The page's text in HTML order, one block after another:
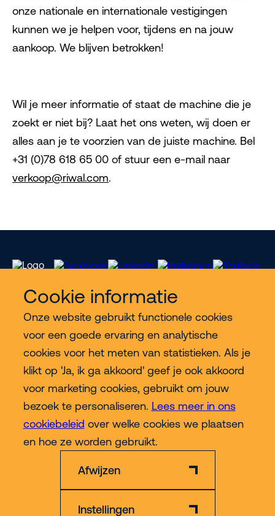
Cookie informatie
Onze website gebruikt functionele cookies
voor een goede ervaring en analytische
cookies voor het meten van statistieken. Als je
klikt op 'Ja, ik ga akkoord' geef je ook akkoord
voor marketing cookies, gebruikt om jouw
bezoek te personaliseren. Lees meer in ons
cookiebeleid over welke cookies we plaatsen
en hoe ze worden gebruikt.
Afwijzen
Instellingen
onze nationale en internationale vestigingen
kunnen we je helpen voor, tijdens en na jouw
aankoop. We blijven betrokken!
Wil je meer informatie of staat de machine die je
zoekt er niet bij? Laat het ons weten, wij doen er
alles aan je te voorzien van de juiste machine. Bel
+31 (0)78 618 65 00 of stuur een e-mail naar
verkoop@riwal.com.
Meer Riwal
Industries
Contact
Meer